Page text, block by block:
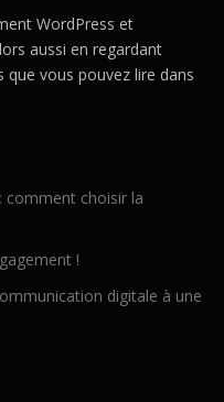
WordPress et
aussi en regardant
que vous pouvez lire dans
comment choisir la
!
digitale à une